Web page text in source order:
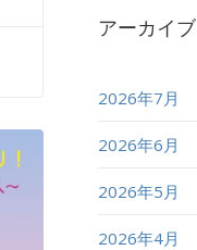
アーカイブ
2026年7月
2026年6月
2026年5月
2026年4月